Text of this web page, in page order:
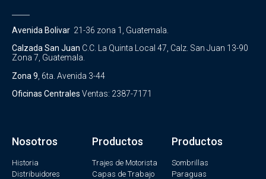
Avenida Bolivar 21-36 zona 1, Guatemala.
Calzada San Juan C.C. La Quinta Local 47, Calz. San Juan 13-90
Zona 7, Guatemala.
Zona 9 , 6ta. Avenida 3-44
Oficinas Centrales Ventas: 2387-7171
Nosotros
Historia
Distribuidores
Productos
Trajes de Motorista
Capas de Trabajo
Productos
Sombrillas
Paraguas